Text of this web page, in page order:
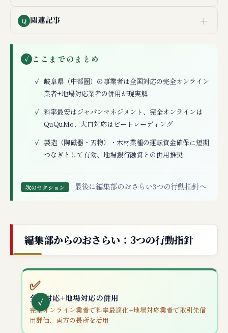
Q 関連記事 ＋
✓ ここまでのまとめ
岐阜県（中部圏）の事業者は全国対応の完全オンライン
業者+地場対応業者の併用が現実解
料率最安はジャパンマネジメント、完全オンラインは
QuQuMo、大口対応はビートレーディング
製造（陶磁器・刃物）・木材業種の運転資金確保に短期
つなぎとして有効、地場銀行融資との併用推奨
次のセクション 最後に編集部のおさらい3つの行動指針へ
編集部からのおさらい：3つの行動指針
✅
全国対応+地場対応の併用
完全オンライン業者で料率最適化+地場対応業者で取引先信
用評価、両方の長所を活用